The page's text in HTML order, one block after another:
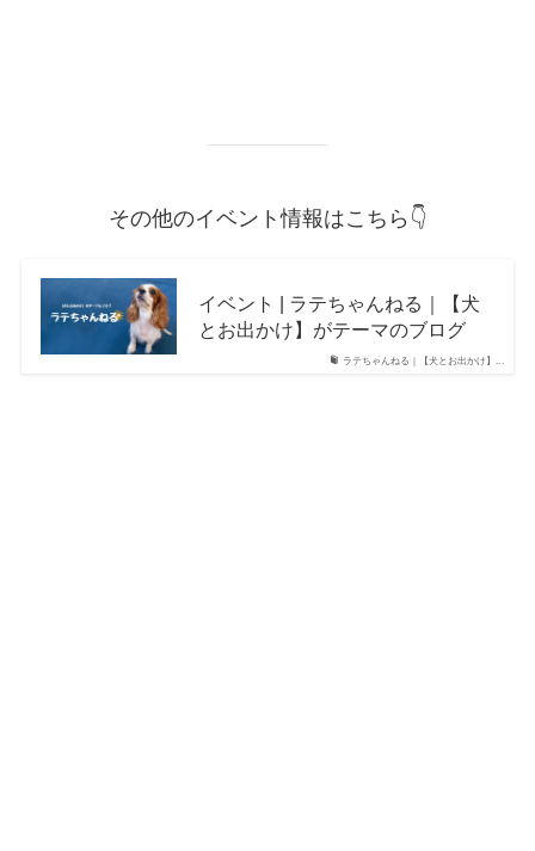
その他のイベント情報はこちら👇
ラテちゃんねる｜【犬とお出かけ】...
イベント | ラテちゃんねる｜【犬
とお出かけ】がテーマのブログ